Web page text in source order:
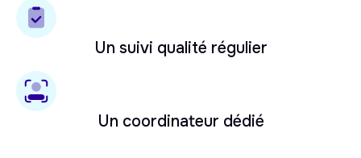
Un suivi qualité régulier
Un coordinateur dédié